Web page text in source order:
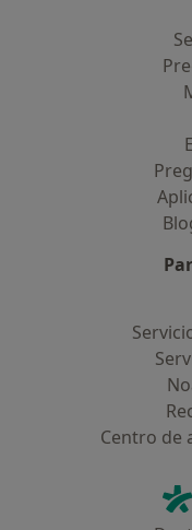
Centro de